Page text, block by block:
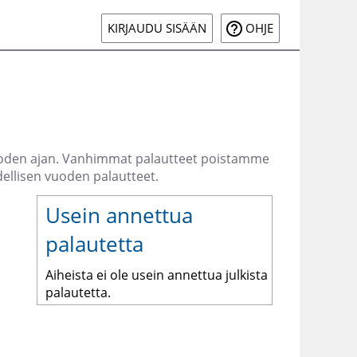
KIRJAUDU SISÄÄN OHJE
ajan. Vanhimmat palautteet poistamme
vuoden palautteet.
Usein annettua
palautetta
Aiheista ei ole usein annettua julkista
palautetta.